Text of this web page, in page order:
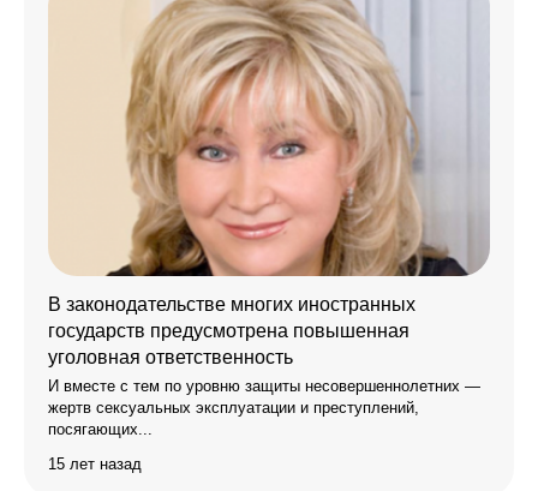
В законодательстве многих иностранных
государств предусмотрена повышенная
уголовная ответственность
И вместе с тем по уровню защиты несовершеннолетних —
жертв сексуальных эксплуатации и преступлений,
посягающих...
15 лет назад